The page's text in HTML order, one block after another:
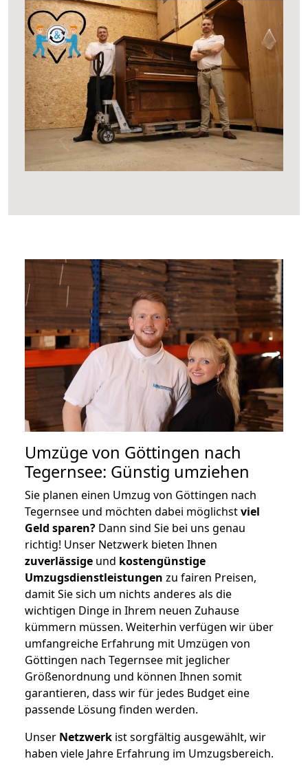
Umzüge von Göttingen nach
Tegernsee: Günstig umziehen
Sie planen einen Umzug von Göttingen nach
Tegernsee und möchten dabei möglichstviel
Geld sparen? Dann sind Sie bei uns genau
richtig! Unser Netzwerk bieten Ihnen
zuverlässige und kostengünstige
Umzugsdienstleistungen zu fairen Preisen,
damit Sie sich um nichts anderes als die
wichtigen Dinge in Ihrem neuen Zuhause
kümmern müssen. Weiterhin verfügen wir über
umfangreiche Erfahrung mit Umzügen von
Göttingen nach Tegernsee mit jeglicher
Größenordnung und können Ihnen somit
garantieren, dass wir für jedes Budget eine
passende Lösung finden werden.
Unser Netzwerk ist sorgfältig ausgewählt, wir
haben viele Jahre Erfahrung im Umzugsbereich.